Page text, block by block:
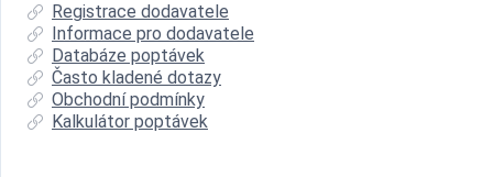
Registrace dodavatele
Informace pro dodavatele
Databáze poptávek
Často kladené dotazy
Obchodní podmínky
Kalkulátor poptávek